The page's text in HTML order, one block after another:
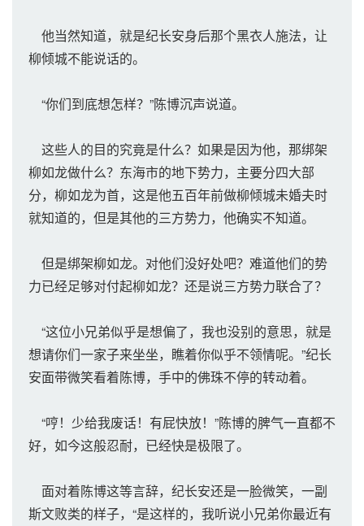
他当然知道，就是纪长安身后那个黑衣人施法，让
柳倾城不能说话的。
“你们到底想怎样？”陈博沉声说道。
这些人的目的究竟是什么？如果是因为他，那绑架
柳如龙做什么？东海市的地下势力，主要分四大部
分，柳如龙为首，这是他五百年前做柳倾城未婚夫时
就知道的，但是其他的三方势力，他确实不知道。
但是绑架柳如龙。对他们没好处吧？难道他们的势
力已经足够对付起柳如龙？还是说三方势力联合了？
“这位小兄弟似乎是想偏了，我也没别的意思，就是
想请你们一家子来坐坐，瞧着你似乎不领情呢。”纪长
安面带微笑看着陈博，手中的佛珠不停的转动着。
“哼！少给我废话！有屁快放！”陈博的脾气一直都不
好，如今这般忍耐，已经快是极限了。
面对着陈博这等言辞，纪长安还是一脸微笑，一副
斯文败类的样子，“是这样的，我听说小兄弟你最近有